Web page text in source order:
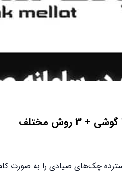
مختلف
چک‌های صیادی را به صورت